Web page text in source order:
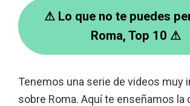
⚠ Lo que no te puedes
Roma, Top 10 ⚠
Tenemos una serie de videos muy
sobre Roma. Aquí te enseñamos la